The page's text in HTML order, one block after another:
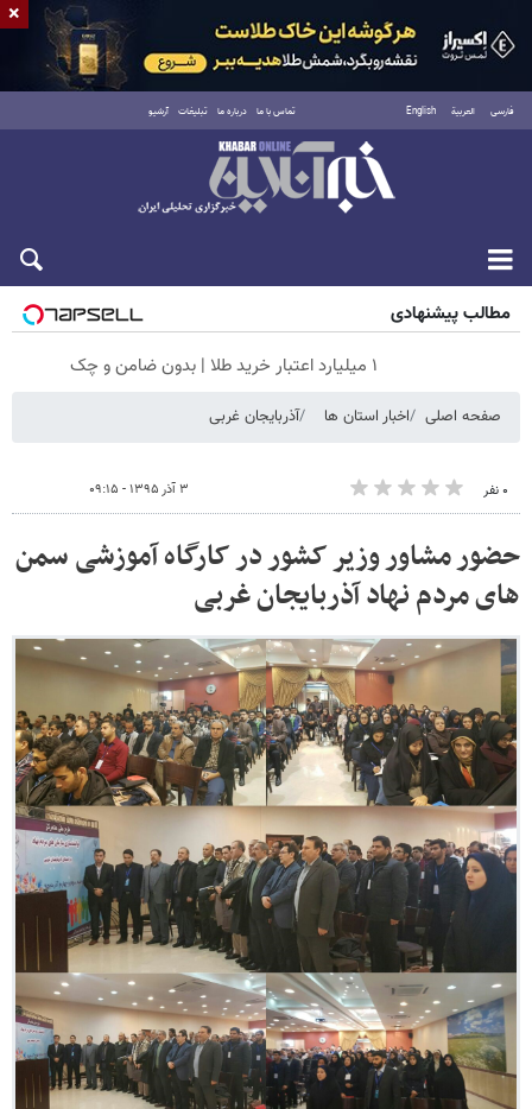
فارسی العربية English تماس با ما درباره ما تبلیغات آرشیو
جمعه ۱۶ مرداد ۱۴۰۵
مطالب پیشنهادی
۱ میلیارد اعتبار خرید طلا | بدون ضامن و چک
صفحه اصلی اخبار استان ها آذربایجان غربی
۰ نفر ۳ آذر ۱۳۹۵ - ۰۹:۱۵
حضور مشاور وزیر کشور در کارگاه آموزشی سمن
های مردم نهاد آذربایجان غربی
×